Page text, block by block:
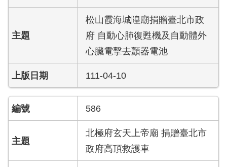
應
榮
榜
聯
資
松山霞海城隍廟捐贈臺北市政
府 自動心肺復甦機及自動體外
心臟電擊去顫器電池
111-04-10
586
北極府玄天上帝廟 捐贈臺北市
政府高頂救護車